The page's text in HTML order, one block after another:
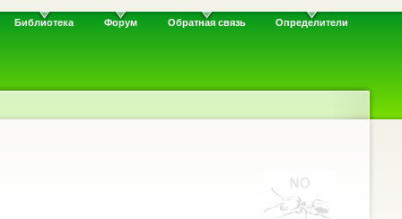
Библиотека Форум Обратная связь Определители